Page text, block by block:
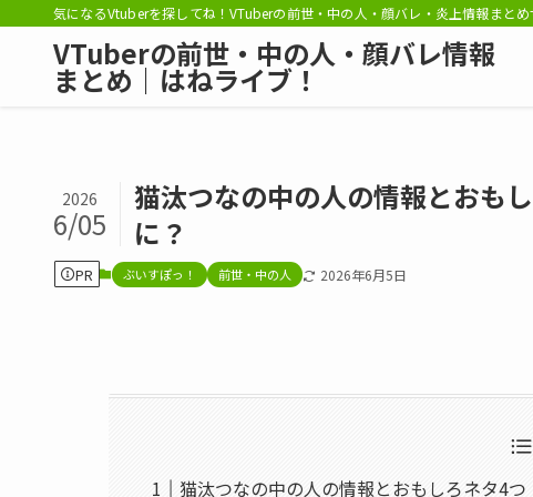
気になるVtuberを探してね！VTuberの前世・中の人・顔バレ・炎上情報まとめ
VTuberの前世・中の人・顔バレ情報
まとめ｜はねライブ！
猫汰つなの中の人の情報とおも
に？
2026
6/05
PR ぶいすぽっ！ 前世・中の人 2026年6月5日
猫汰つなの中の人の情報とおもしろネタ4つ